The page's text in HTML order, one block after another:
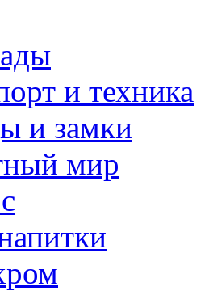
и техника
и замки
мир